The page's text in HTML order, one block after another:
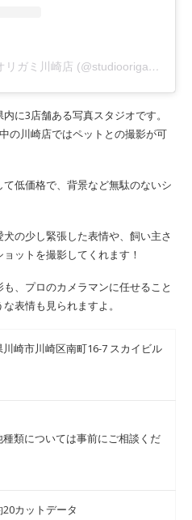
A post shared by スタジオオリガミ川崎店 (@studioorigami_kawasaki)
に3店舗ある写真スタジオです。
の川崎店ではペットとの撮影が可
低価格で、背景など無駄のないシ
の少し緊張した表情や、飼い主さ
ットを撮影してくれます！
、プロのカメラマンに任せること
表情も見られますよ。
崎市川崎区南町16-7 スカイビル
類については事前にご相談くだ
カットデータ